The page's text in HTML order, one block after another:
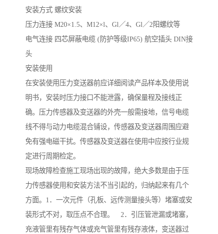
安装方式 螺纹安装
压力连接 M20×1.5、M12×l、Gl／4、Gl／2阳螺纹等
电气连接 四芯屏蔽电缆 (防护等级IP65) 航空插头 DIN接
头
安装使用
在安装使用压力变送器前应详细阅读产品样本及使用说
明书，安装时压力接口不能泄露，确保量程及接线正
确。压力传感器及变送器的外壳一般需接地，信号电缆
线不得与动力电缆混合铺设，传感器及变送器周围应避
免有强电磁干扰。传感器及变送器在使用中应按行业规
定进行周期检定。
现场故障检查施工现场出现的故障，绝大多数是由于压
力传感器使用和安装方法不当引起的，归纳起来有几个
方面。1．一次元件（孔板、远传测量接头等）堵塞或安
装形式不对，取压点不合理。 2．引压管泄漏或堵塞，
充液管里有残存气体或充气管里有残存液体，变送器过